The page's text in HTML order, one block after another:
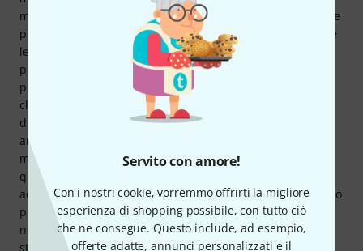
Servito con amore!
Con i nostri cookie, vorremmo offrirti la migliore
esperienza di shopping possibile, con tutto ciò
che ne consegue. Questo include, ad esempio,
offerte adatte, annunci personalizzati e il
medi (?), meno di quel classico "scatto" della Strat. Potrebbe
piacerti, o forse no. Personalmente, mi piacciono entrambe
le cose. Cos'altro c'è da dire? - Il braccio del tremolo è
progettato specificamente per le chitarre John Mayer,
principalmente in una direzione (almeno questo è quello
che dice il manuale). Penso che potresti regolarlo
diversamente se volessi e sapessi come fare. Il braccio è
anche relativamente rigido; potrei dover rimuovere una
molla. - La custodia inclusa non è di qualità elevata come
quelle delle chitarre americane, ma è perfettamente
adeguata. In sintesi, direi che la suonabilità e l'estetica sono
probabilmente le cose più importanti per me. Quest'ultima
non influisce sul suono, ma ti fa prendere in mano lo
strumento più spesso e con più entusiasmo. Il suono è